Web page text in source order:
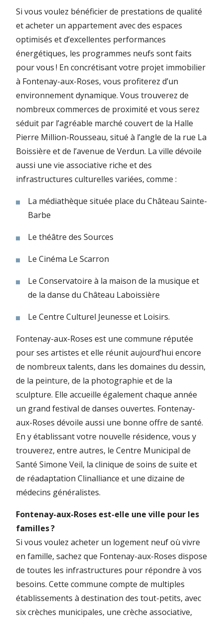
Si vous voulez bénéficier de prestations de qualité
et acheter un appartement avec des espaces
optimisés et d’excellentes performances
énergétiques, les programmes neufs sont faits
pour vous ! En concrétisant votre projet immobilier
à Fontenay-aux-Roses, vous profiterez d’un
environnement dynamique. Vous trouverez de
nombreux commerces de proximité et vous serez
séduit par l’agréable marché couvert de la Halle
Pierre Million-Rousseau, situé à l’angle de la rue La
Boissière et de l’avenue de Verdun. La ville dévoile
aussi une vie associative riche et des
infrastructures culturelles variées, comme :
La médiathèque située place du Château Sainte-
Barbe
Le théâtre des Sources
Le Cinéma Le Scarron
Le Conservatoire à la maison de la musique et
de la danse du Château Laboissière
Le Centre Culturel Jeunesse et Loisirs.
Fontenay-aux-Roses est une commune réputée
pour ses artistes et elle réunit aujourd’hui encore
de nombreux talents, dans les domaines du dessin,
de la peinture, de la photographie et de la
sculpture. Elle accueille également chaque année
un grand festival de danses ouvertes. Fontenay-
aux-Roses dévoile aussi une bonne offre de santé.
En y établissant votre nouvelle résidence, vous y
trouverez, entre autres, le Centre Municipal de
Santé Simone Veil, la clinique de soins de suite et
de réadaptation Clinalliance et une dizaine de
médecins généralistes.
Fontenay-aux-Roses est-elle une ville pour les
familles ?
Si vous voulez acheter un logement neuf où vivre
en famille, sachez que Fontenay-aux-Roses dispose
de toutes les infrastructures pour répondre à vos
besoins. Cette commune compte de multiples
établissements à destination des tout-petits, avec
six crèches municipales, une crèche associative,